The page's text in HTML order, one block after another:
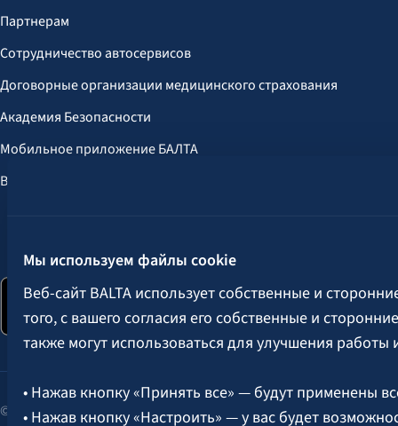
Мы используем файлы cookie
Веб-сайт BALTA использует собственные и
того, с вашего согласия его собственные и
также могут использоваться для улучшения работы
• Нажав кнопку «Принять все» — будут применены
• Нажав кнопку «Настроить» — у вас будет
Партнерам
Сотрудничество автосервисов
Договорные организации медицинского страхования
Академия Безопасности
Мобильное приложение БАЛТА
Выгоды для клиентов
© 2026 AAS BALTA | улица Сканстес 25, Рига, LV-1013, Латвия.